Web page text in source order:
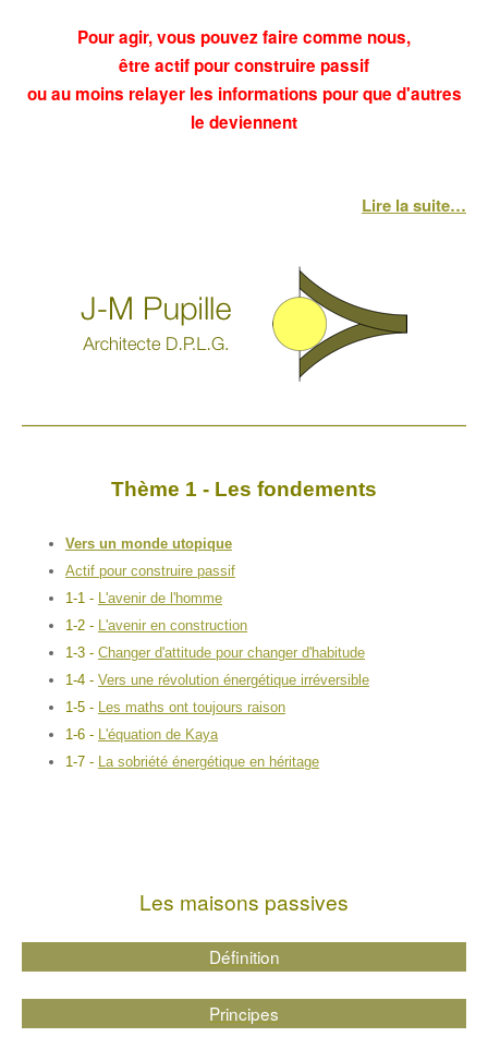
Pour agir, vous pouvez faire comme nous,
être actif pour construire passif
ou au moins relayer les informations pour que d'autres
le deviennent
Lire la suite…
Thème 1 - Les fondements
Vers un monde utopique
Actif pour construire passif
1-1 - L'avenir de l'homme
1-2 - L'avenir en construction
1-3 - Changer d'attitude pour changer d'habitude
1-4 - Vers une révolution énergétique irréversible
1-5 - Les maths ont toujours raison
1-6 - L'équation de Kaya
1-7 - La sobriété énergétique en héritage
Les maisons passives
Définition
Principes